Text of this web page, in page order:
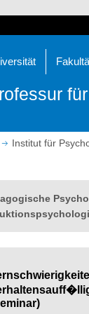
Institut für